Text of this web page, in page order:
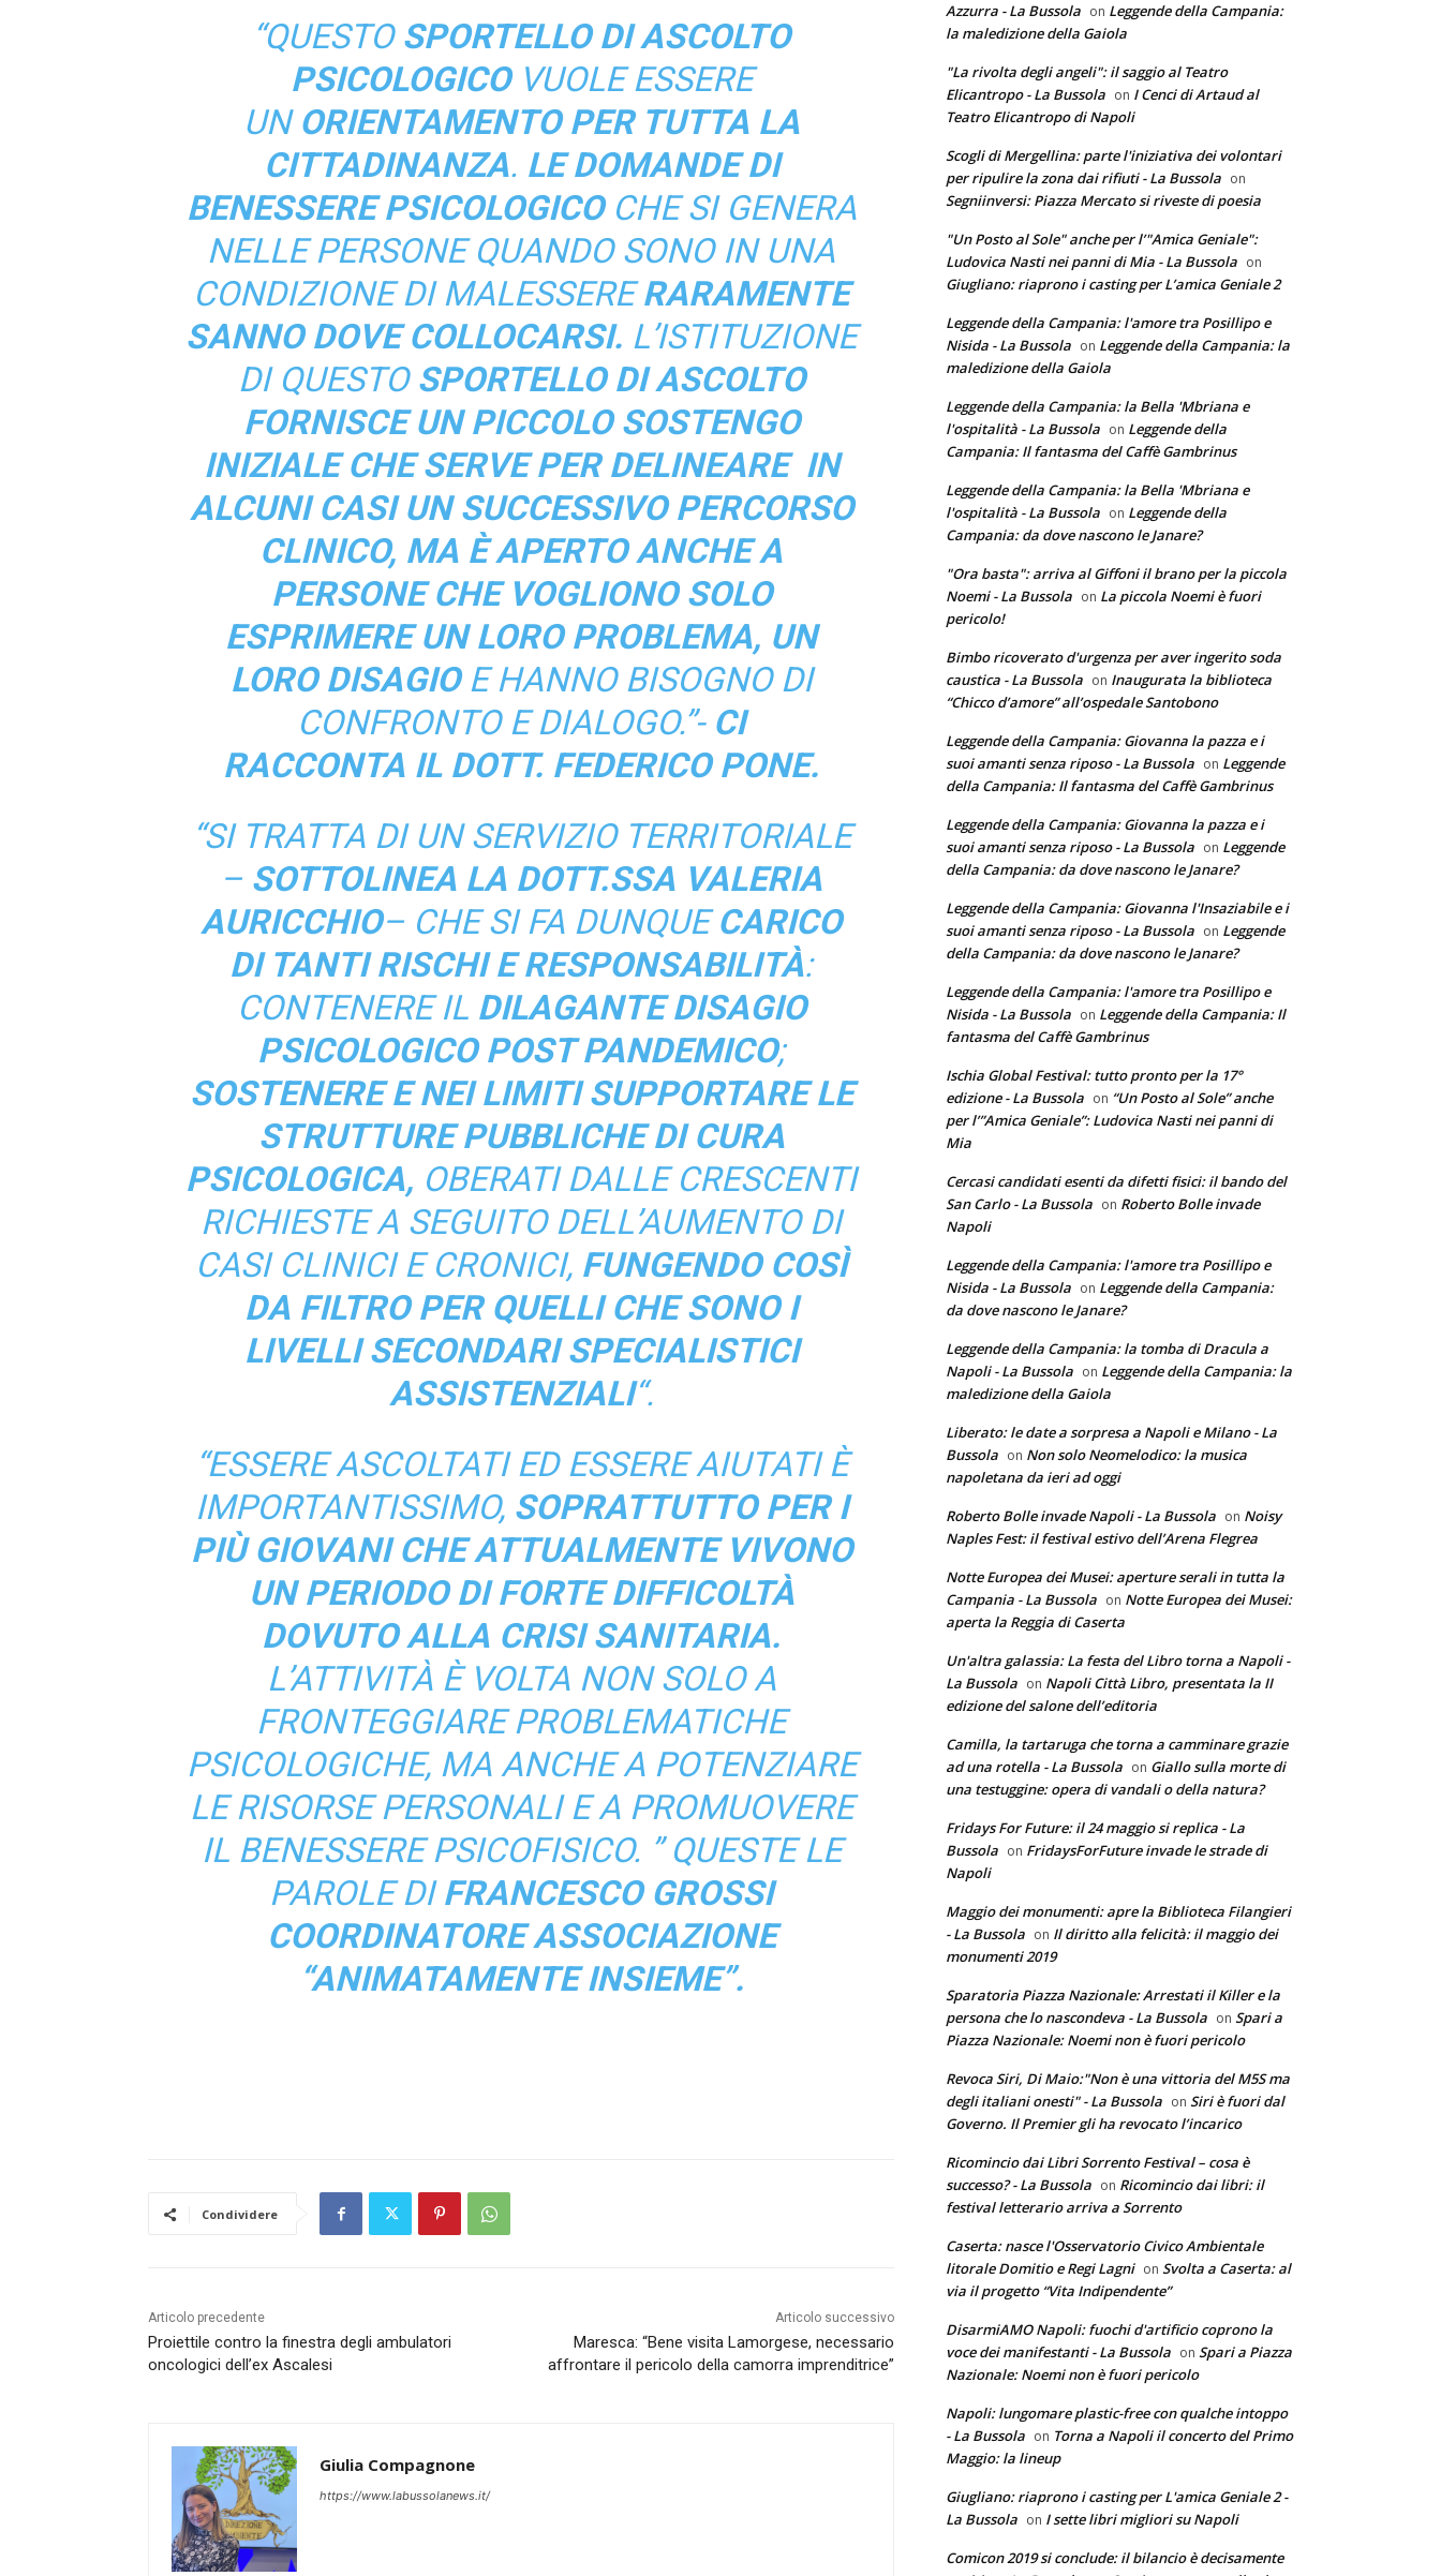
“QUESTO SPORTELLO DI ASCOLTO
PSICOLOGICOVUOLE ESSERE
UNORIENTAMENTO PER TUTTA LA
CITTADINANZA. LE DOMANDE DI
BENESSERE PSICOLOGICOCHE SI GENERA
NELLE PERSONE QUANDO SONO IN UNA
CONDIZIONE DI MALESSERERARAMENTE
SANNO DOVE COLLOCARSI. L’ISTITUZIONE
DI QUESTO SPORTELLO DI ASCOLTO
FORNISCE UN PICCOLO SOSTENGO
INIZIALE CHE SERVE PER DELINEARE IN
ALCUNI CASI UN SUCCESSIVO PERCORSO
CLINICO, MA È APERTO ANCHE A
PERSONE CHE VOGLIONO SOLO
ESPRIMERE UN LORO PROBLEMA, UN
LORO DISAGIOE HANNO BISOGNO DI
CONFRONTO E DIALOGO.”- CI
RACCONTA IL DOTT. FEDERICO PONE.
“SI TRATTA DI UN SERVIZIO TERRITORIALE
– SOTTOLINEA LA DOTT.SSA VALERIA
AURICCHIO– CHE SI FA DUNQUECARICO
DI TANTI RISCHI E RESPONSABILITÀ:
CONTENERE IL DILAGANTE DISAGIO
PSICOLOGICO POST PANDEMICO;
SOSTENERE E NEI LIMITI SUPPORTARE LE
STRUTTURE PUBBLICHE DI CURA
PSICOLOGICA, OBERATI DALLE CRESCENTI
RICHIESTE A SEGUITO DELL’AUMENTO DI
CASI CLINICI E CRONICI, FUNGENDO COSÌ
DA FILTRO PER QUELLI CHE SONO I
LIVELLI SECONDARI SPECIALISTICI
ASSISTENZIALI“.
“ESSERE ASCOLTATI ED ESSERE AIUTATI È
IMPORTANTISSIMO, SOPRATTUTTO PER I
PIÙ GIOVANI CHE ATTUALMENTE VIVONO
UN PERIODO DI FORTE DIFFICOLTÀ
DOVUTO ALLA CRISI SANITARIA.
L’ATTIVITÀ È VOLTA NON SOLO A
FRONTEGGIARE PROBLEMATICHE
PSICOLOGICHE, MA ANCHE A POTENZIARE
LE RISORSE PERSONALI E A PROMUOVERE
IL BENESSERE PSICOFISICO. ” QUESTE LE
PAROLE DIFRANCESCO GROSSI
COORDINATORE ASSOCIAZIONE
“ANIMATAMENTE INSIEME”.
Condividere
Articolo precedente
Proiettile contro la finestra degli ambulatori
oncologici dell’ex Ascalesi
Articolo successivo
Maresca: “Bene visita Lamorgese, necessario
affrontare il pericolo della camorra imprenditrice”
Giulia Compagnone
https://www.labussolanews.it/
Azzurra - La Bussola on Leggende della Campania:
la maledizione della Gaiola
"La rivolta degli angeli": il saggio al Teatro
Elicantropo - La Bussola on I Cenci di Artaud al
Teatro Elicantropo di Napoli
Scogli di Mergellina: parte l'iniziativa dei volontari
per ripulire la zona dai rifiuti - La Bussola on
Segniinversi: Piazza Mercato si riveste di poesia
"Un Posto al Sole" anche per l’"Amica Geniale":
Ludovica Nasti nei panni di Mia - La Bussola on
Giugliano: riaprono i casting per L’amica Geniale 2
Leggende della Campania: l'amore tra Posillipo e
Nisida - La Bussola on Leggende della Campania: la
maledizione della Gaiola
Leggende della Campania: la Bella 'Mbriana e
l'ospitalità - La Bussola on Leggende della
Campania: Il fantasma del Caffè Gambrinus
Leggende della Campania: la Bella 'Mbriana e
l'ospitalità - La Bussola on Leggende della
Campania: da dove nascono le Janare?
"Ora basta": arriva al Giffoni il brano per la piccola
Noemi - La Bussola on La piccola Noemi è fuori
pericolo!
Bimbo ricoverato d'urgenza per aver ingerito soda
caustica - La Bussola on Inaugurata la biblioteca
“Chicco d’amore” all’ospedale Santobono
Leggende della Campania: Giovanna la pazza e i
suoi amanti senza riposo - La Bussola on Leggende
della Campania: Il fantasma del Caffè Gambrinus
Leggende della Campania: Giovanna la pazza e i
suoi amanti senza riposo - La Bussola on Leggende
della Campania: da dove nascono le Janare?
Leggende della Campania: Giovanna l'Insaziabile e i
suoi amanti senza riposo - La Bussola on Leggende
della Campania: da dove nascono le Janare?
Leggende della Campania: l'amore tra Posillipo e
Nisida - La Bussola on Leggende della Campania: Il
fantasma del Caffè Gambrinus
Ischia Global Festival: tutto pronto per la 17°
edizione - La Bussola on “Un Posto al Sole” anche
per l’”Amica Geniale”: Ludovica Nasti nei panni di
Mia
Cercasi candidati esenti da difetti fisici: il bando del
San Carlo - La Bussola on Roberto Bolle invade
Napoli
Leggende della Campania: l'amore tra Posillipo e
Nisida - La Bussola on Leggende della Campania:
da dove nascono le Janare?
Leggende della Campania: la tomba di Dracula a
Napoli - La Bussola on Leggende della Campania: la
maledizione della Gaiola
Liberato: le date a sorpresa a Napoli e Milano - La
Bussola on Non solo Neomelodico: la musica
napoletana da ieri ad oggi
Roberto Bolle invade Napoli - La Bussola on Noisy
Naples Fest: il festival estivo dell’Arena Flegrea
Notte Europea dei Musei: aperture serali in tutta la
Campania - La Bussola on Notte Europea dei Musei:
aperta la Reggia di Caserta
Un'altra galassia: La festa del Libro torna a Napoli -
La Bussola on Napoli Città Libro, presentata la II
edizione del salone dell’editoria
Camilla, la tartaruga che torna a camminare grazie
ad una rotella - La Bussola on Giallo sulla morte di
una testuggine: opera di vandali o della natura?
Fridays For Future: il 24 maggio si replica - La
Bussola on FridaysForFuture invade le strade di
Napoli
Maggio dei monumenti: apre la Biblioteca Filangieri
- La Bussola on Il diritto alla felicità: il maggio dei
monumenti 2019
Sparatoria Piazza Nazionale: Arrestati il Killer e la
persona che lo nascondeva - La Bussola on Spari a
Piazza Nazionale: Noemi non è fuori pericolo
Revoca Siri, Di Maio:"Non è una vittoria del M5S ma
degli italiani onesti" - La Bussola on Siri è fuori dal
Governo. Il Premier gli ha revocato l’incarico
Ricomincio dai Libri Sorrento Festival – cosa è
successo? - La Bussola on Ricomincio dai libri: il
festival letterario arriva a Sorrento
Caserta: nasce l'Osservatorio Civico Ambientale
litorale Domitio e Regi Lagni on Svolta a Caserta: al
via il progetto “Vita Indipendente”
DisarmiAMO Napoli: fuochi d'artificio coprono la
voce dei manifestanti - La Bussola on Spari a Piazza
Nazionale: Noemi non è fuori pericolo
Napoli: lungomare plastic-free con qualche intoppo
- La Bussola on Torna a Napoli il concerto del Primo
Maggio: la lineup
Giugliano: riaprono i casting per L'amica Geniale 2 -
La Bussola on I sette libri migliori su Napoli
Comicon 2019 si conclude: il bilancio è decisamente